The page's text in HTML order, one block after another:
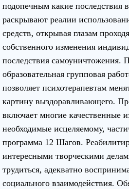
подопечным какие последствия
раскрывают реалии
средств, открывая глазам
собственного изменения
последствия самоуничтожения.
образовательная групповая
позволяет психотерапевтам
картину выздоравливающего.
включает многие качественные
необходимые исцеляемому,
программа 12 Шагов.
интересными творческими
трудиться, адекватно
социального взаимодействия.